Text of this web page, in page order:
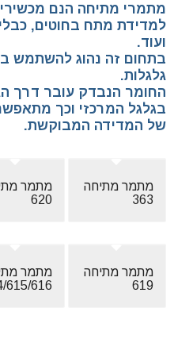
מתמרי מתיחה הנם
למדידת מתח בחוטים,
ועוד.
בתחום זה נהוג להשתמש
גלגלות.
החומר הנבדק עובר דרך
בגלגל המרכזי וכך מתאפשר
של המדידה המבוקשת.
מתמר מתיחה
363
מתמר
620
מתמר מתיחה
619
מתמר
615/616